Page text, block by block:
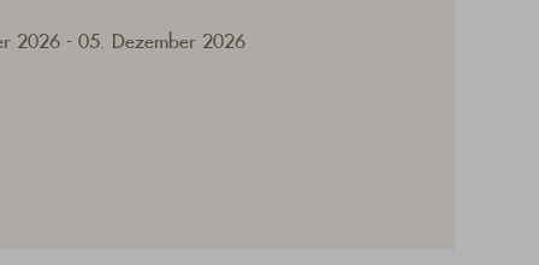
2026 - 05. Dezember 2026